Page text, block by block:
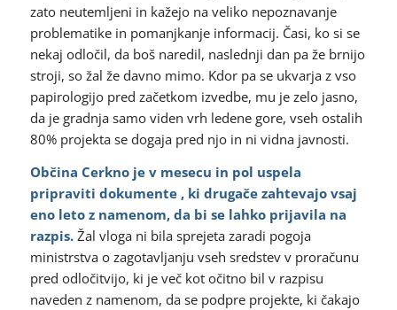
zato neutemljeni in kažejo na veliko nepoznavanje
problematike in pomanjkanje informacij. Časi, ko si se
nekaj odločil, da boš naredil, naslednji dan pa že brnijo
stroji, so žal že davno mimo. Kdor pa se ukvarja z vso
papirologijo pred začetkom izvedbe, mu je zelo jasno,
da je gradnja samo viden vrh ledene gore, vseh ostalih
80% projekta se dogaja pred njo in ni vidna javnosti.
Občina Cerkno je v mesecu in pol uspela
pripraviti dokumente , ki drugače zahtevajo vsaj
eno leto z namenom, da bi se lahko prijavila na
razpis.Žal vloga ni bila sprejeta zaradi pogoja
ministrstva o zagotavljanju vseh sredstev v proračunu
pred odločitvijo, ki je več kot očitno bil v razpisu
naveden z namenom, da se podpre projekte, ki čakajo